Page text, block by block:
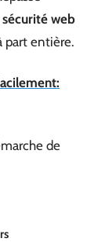
sécurité web
part entière.
de